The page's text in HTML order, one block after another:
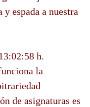
y espada a nuestra
h.
la
de asignaturas es